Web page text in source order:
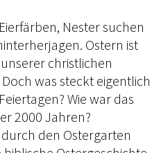
Nester suchen
Ostern ist
christlichen
was steckt eigentlich
Wie war das
2000 Jahren?
den Ostergarten